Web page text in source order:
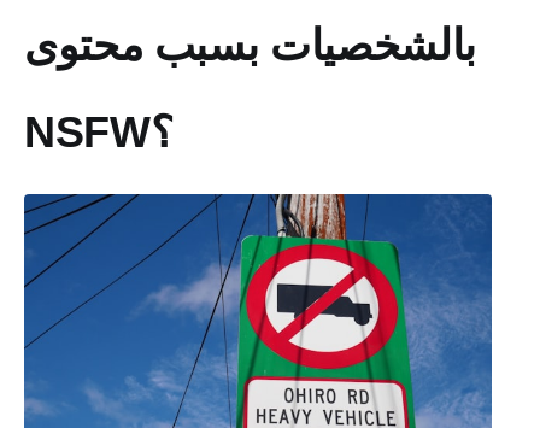
بالشخصيات بسبب محتوى
NSFW؟